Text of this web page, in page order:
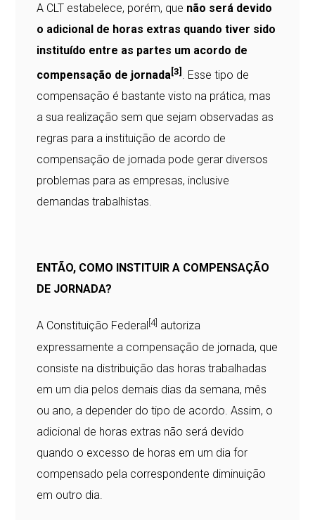
A CLT estabelece, porém, que não será devido
o adicional de horas extras quando tiver sido
instituído entre as partes um acordo de
compensação de jornada [3] . Esse tipo de
compensação é bastante visto na prática, mas
a sua realização sem que sejam observadas as
regras para a instituição de acordo de
compensação de jornada pode gerar diversos
problemas para as empresas, inclusive
demandas trabalhistas.
ENTÃO, COMO INSTITUIR A COMPENSAÇÃO
DE JORNADA?
A Constituição Federal [4] autoriza
expressamente a compensação de jornada, que
consiste na distribuição das horas trabalhadas
em um dia pelos demais dias da semana, mês
ou ano, a depender do tipo de acordo. Assim, o
adicional de horas extras não será devido
quando o excesso de horas em um dia for
compensado pela correspondente diminuição
em outro dia.